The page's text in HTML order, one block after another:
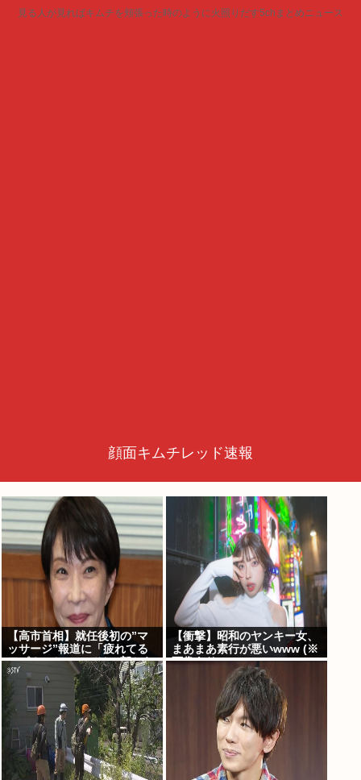
見る人が見ればキムチを頬張った時のように火照りだす5chまとめニュース
顔面キムチレッド速報
【高市首相】就任後初の”マ
ッサージ”報道に「疲れてる
アピ？」とSNSでは一部から
冷ややかな声…被災地視
察”PV動画”から続く不信
【衝撃】昭和のヤンキー女、
まあまあ素行が悪いwww (※
画像あり)